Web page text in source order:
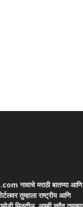
नावाचे मराठी बातम्या आणि
तुम्हाला राष्ट्रीय आणि